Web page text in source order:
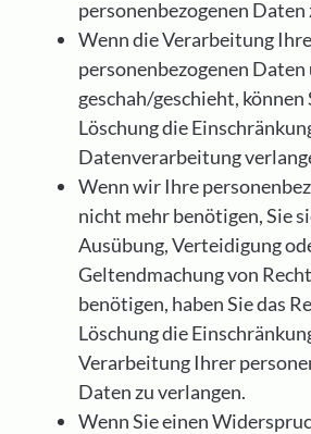
personenbezogenen Daten
Wenn die Verarbeitung
personenbezogenen
geschah/geschieht,
Löschung die
Datenverarbeitung
Wenn wir Ihre
nicht mehr benötigen, Sie
Ausübung, Verteidigung
Geltendmachung von
benötigen, haben Sie das
Löschung die
Verarbeitung Ihrer
Daten zu verlangen.
Wenn Sie einen